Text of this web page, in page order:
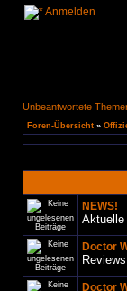
Anmelden
Unbeantwortete
Foren-Übersicht »
NEWS!
Aktuelle
Doctor
Doctor